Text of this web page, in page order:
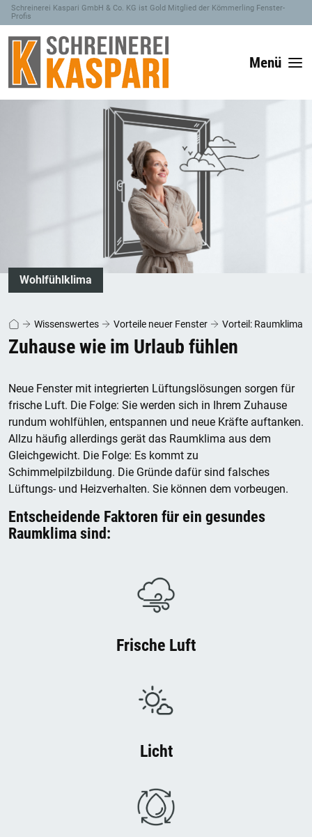
Schreinerei Kaspari GmbH & Co. KG ist Gold Mitglied der Kömmerling Fenster-
Profis
Menü
Wohlfühlklima
Wissenswertes Vorteile neuer Fenster Vorteil: Raumklima
Zuhause wie im Urlaub fühlen
Neue Fenster mit integrierten Lüftungslösungen sorgen für
frische Luft. Die Folge: Sie werden sich in Ihrem Zuhause
rundum wohlfühlen, entspannen und neue Kräfte auftanken.
Allzu häufig allerdings gerät das Raumklima aus dem
Gleichgewicht. Die Folge: Es kommt zu
Schimmelpilzbildung. Die Gründe dafür sind falsches
Lüftungs- und Heizverhalten. Sie können dem vorbeugen.
Entscheidende Faktoren für ein gesundes
Raumklima sind:
Frische Luft
Licht